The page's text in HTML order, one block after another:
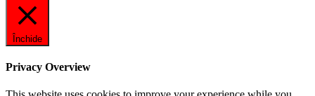
Închide
Privacy Overview